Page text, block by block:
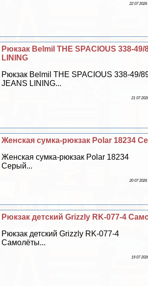
22 07 2026
Рюкзак Belmil THE SPACIOUS 338-49/
LINING
Рюкзак Belmil THE SPACIOUS 338-49/
JEANS LINING...
21 07
Женская сумка-рюкзак Polar 18234
Женская сумка-рюкзак Polar 18234
Серый...
20 07 2026
Рюкзак детский Grizzly RK-077-4
Рюкзак детский Grizzly RK-077-4
Самолёты...
19 07